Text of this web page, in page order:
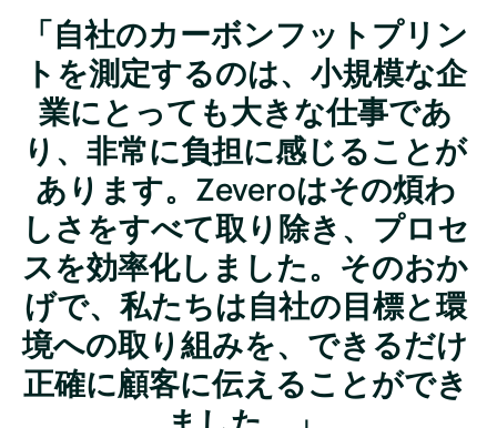
「自社のカーボンフットプリン
トを測定するのは、小規模な企
業にとっても大きな仕事であ
り、非常に負担に感じることが
あります。Zeveroはその煩わ
しさをすべて取り除き、プロセ
スを効率化しました。そのおか
げで、私たちは自社の目標と環
境への取り組みを、できるだけ
正確に顧客に伝えることができ